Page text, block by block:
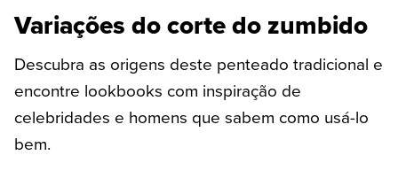
Variações do corte do zumbido
Descubra as origens deste penteado tradicional e
encontre lookbooks com inspiração de
celebridades e homens que sabem como usá-lo
bem.